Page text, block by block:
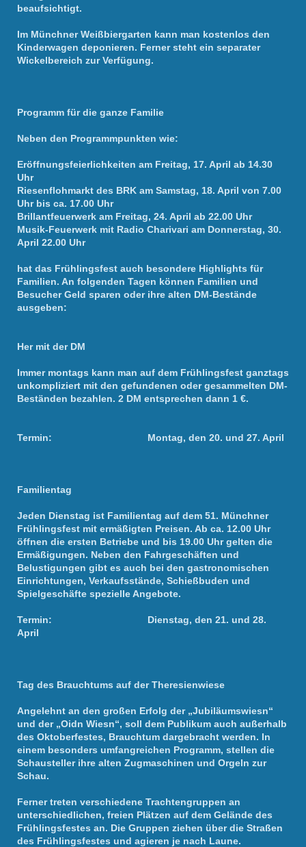
beaufsichtigt.
Im Münchner Weißbiergarten kann man kostenlos den
Kinderwagen deponieren. Ferner steht ein separater
Wickelbereich zur Verfügung.
Programm für die ganze Familie
Neben den Programmpunkten wie:
Eröffnungsfeierlichkeiten am Freitag, 17. April ab 14.30
Uhr
Riesenflohmarkt des BRK am Samstag, 18. April von 7.00
Uhr bis ca. 17.00 Uhr
Brillantfeuerwerk am Freitag, 24. April ab 22.00 Uhr
Musik-Feuerwerk mit Radio Charivari am Donnerstag, 30.
April 22.00 Uhr
hat das Frühlingsfest auch besondere Highlights für
Familien. An folgenden Tagen können Familien und
Besucher Geld sparen oder ihre alten DM-Bestände
ausgeben:
Her mit der DM
Immer montags kann man auf dem Frühlingsfest ganztags
unkompliziert mit den gefundenen oder gesammelten DM-
Beständen bezahlen. 2 DM entsprechen dann 1 €.
Termin: Montag, den 20. und 27. April
Familientag
Jeden Dienstag ist Familientag auf dem 51. Münchner
Frühlingsfest mit ermäßigten Preisen. Ab ca. 12.00 Uhr
öffnen die ersten Betriebe und bis 19.00 Uhr gelten die
Ermäßigungen. Neben den Fahrgeschäften und
Belustigungen gibt es auch bei den gastronomischen
Einrichtungen, Verkaufsstände, Schießbuden und
Spielgeschäfte spezielle Angebote.
Termin: Dienstag, den 21. und 28.
April
Tag des Brauchtums auf der Theresienwiese
Angelehnt an den großen Erfolg der „Jubiläumswiesn“
und der „Oidn Wiesn“, soll dem Publikum auch außerhalb
des Oktoberfestes, Brauchtum dargebracht werden. In
einem besonders umfangreichen Programm, stellen die
Schausteller ihre alten Zugmaschinen und Orgeln zur
Schau.
Ferner treten verschiedene Trachtengruppen an
unterschiedlichen, freien Plätzen auf dem Gelände des
Frühlingsfestes an. Die Gruppen ziehen über die Straßen
des Frühlingsfestes und agieren je nach Laune.